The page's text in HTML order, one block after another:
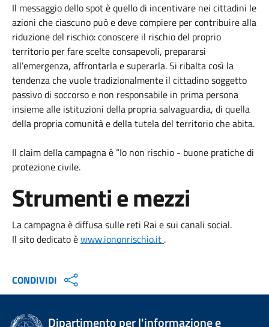
Il messaggio dello spot è quello di incentivare nei cittadini le
azioni che ciascuno può e deve compiere per contribuire alla
riduzione del rischio: conoscere il rischio del proprio
territorio per fare scelte consapevoli, prepararsi
all’emergenza, affrontarla e superarla. Si ribalta così la
tendenza che vuole tradizionalmente il cittadino soggetto
passivo di soccorso e non responsabile in prima persona
insieme alle istituzioni della propria salvaguardia, di quella
della propria comunità e della tutela del territorio che abita.
Il claim della campagna è “Io non rischio - buone pratiche di
protezione civile.
Strumenti e mezzi
La campagna è diffusa sulle reti Rai e sui canali social.
Il sito dedicato èwww.iononrischio.it .
CONDIVIDI
Dipartimento per l'informazione e